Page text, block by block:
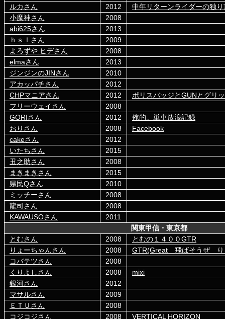
ルカさん
2012
中年リターンライダーの独り
小魔神さん
2008
abi625さん
2013
ｈｓｌさん
2009
よろずや.ヒデさん
2008
elmaさん
2013
ジンジンのJINさん
2010
アカッパチさん
2012
CHPマニアさん
2012
ポリスバッジとGUNとグリ
フリーウェイさん
2008
GORIさん
2012
俺的。単車放浪記録
おりさん
2008
Facebook
cakeさん
2012
いたちさん
2015
丑之助さん
2008
まきまきさん
2015
県民Qさん
2010
ミッチーさん
2008
龍司さん
2008
KAWAUSOさん
2011
関東甲信・東京都
とむさん
2008
とむの１４００GTR
りょーちゃんさん
2008
GTR(Great 飛ばそうぜ り
コバテツさん
2008
くりよしさん
2008
mixi
銀河さん
2012
マサルさん
2009
ＥＴＵさん
2008
コジコジさん
2008
VERTICAL HORIZON